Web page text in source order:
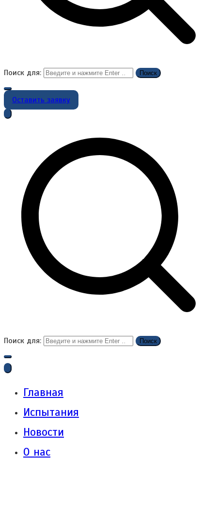
Поиск для:
Оставить заявку
Поиск для:
Главная
Испытания
Новости
О нас